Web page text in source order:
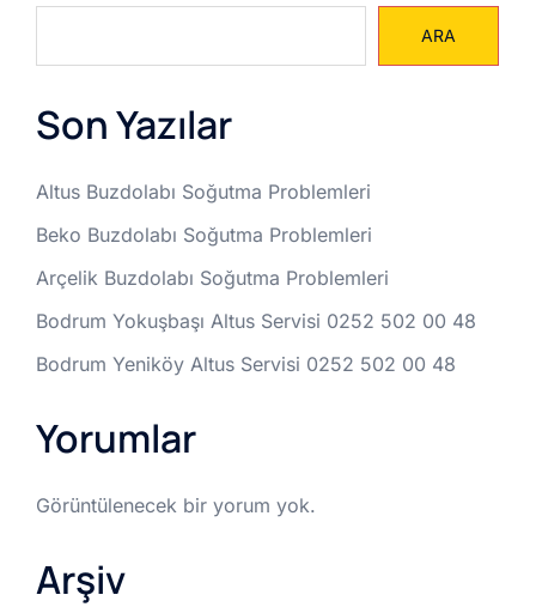
ARA
Son Yazılar
Altus Buzdolabı Soğutma Problemleri
Beko Buzdolabı Soğutma Problemleri
Arçelik Buzdolabı Soğutma Problemleri
Bodrum Yokuşbaşı Altus Servisi 0252 502 00 48
Bodrum Yeniköy Altus Servisi 0252 502 00 48
Yorumlar
Görüntülenecek bir yorum yok.
Arşiv